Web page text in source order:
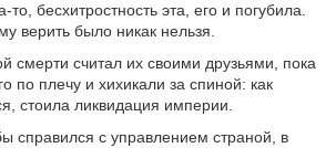
бесхитростность эта, его и погубила.
верить было никак нельзя.
смерти считал их своими друзьями, пока
по плечу и хихикали за спиной: как
стоила ликвидация империи.
справился с управлением страной, в